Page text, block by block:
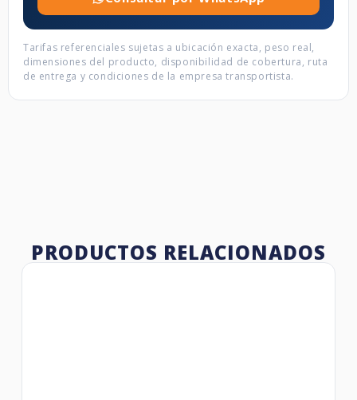
Tarifas referenciales sujetas a ubicación exacta, peso real,
dimensiones del producto, disponibilidad de cobertura, ruta
de entrega y condiciones de la empresa transportista.
PRODUCTOS RELACIONADOS